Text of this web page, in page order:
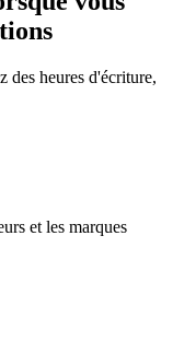
des heures d'écriture,
et les marques